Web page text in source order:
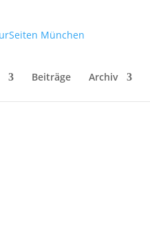
Beiträge Archiv